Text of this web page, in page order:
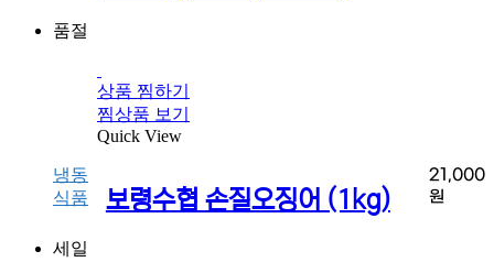
품절
상품 찜하기
찜상품 보기
Quick View
냉동
식품
보령수협 손질오징어 (1kg)
21,000
원
세일